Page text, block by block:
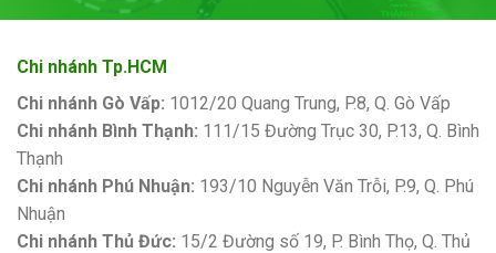
Chi nhánh Tp.HCM
Chi nhánh Gò Vấp: 1012/20 Quang Trung, P.8, Q. Gò Vấp
Chi nhánh Bình Thạnh: 111/15 Đường Trục 30, P.13, Q. Bình
Thạnh
Chi nhánh Phú Nhuận: 193/10 Nguyễn Văn Trỗi, P.9, Q. Phú
Nhuận
Chi nhánh Thủ Đức: 15/2 Đường số 19, P. Bình Thọ, Q. Thủ